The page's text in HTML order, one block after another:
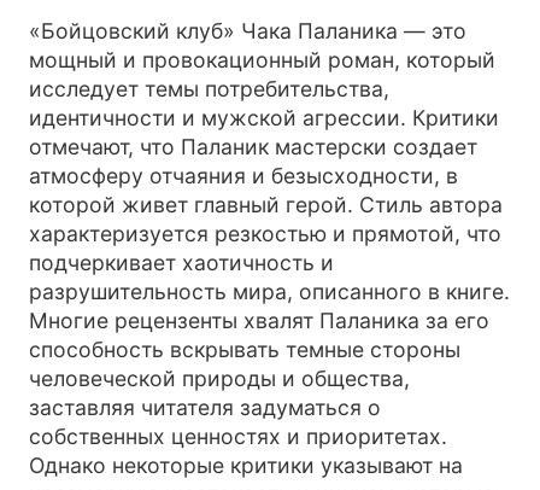
«Бойцовский клуб» Чака Паланика — это
мощный и провокационный роман, который
исследует темы потребительства,
идентичности и мужской агрессии. Критики
отмечают, что Паланик мастерски создает
атмосферу отчаяния и безысходности, в
которой живет главный герой. Стиль автора
характеризуется резкостью и прямотой, что
подчеркивает хаотичность и
разрушительность мира, описанного в книге.
Многие рецензенты хвалят Паланика за его
способность вскрывать темные стороны
человеческой природы и общества,
заставляя читателя задуматься о
собственных ценностях и приоритетах.
Однако некоторые критики указывают на